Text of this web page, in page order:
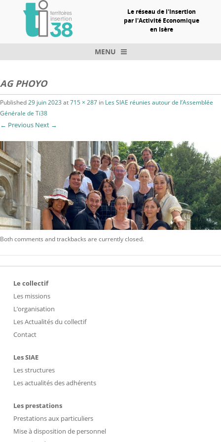
Le réseau de l'Insertion
par l'Activité Economique
en Isère
MENU
AG PHOYO
Published29 juin 2023 at715 × 287 in Les SIAE réunies autour de l’Assemblée
Générale de Ti38
← Previous Next →
Both comments and trackbacks are currently closed.
Le collectif
Les missions
L’organisation
Les Actualités du collectif
Contact
Les SIAE
Les structures
Les actualités des adhérents
Les prestations
Prestations aux particuliers
Mise à disposition de personnel